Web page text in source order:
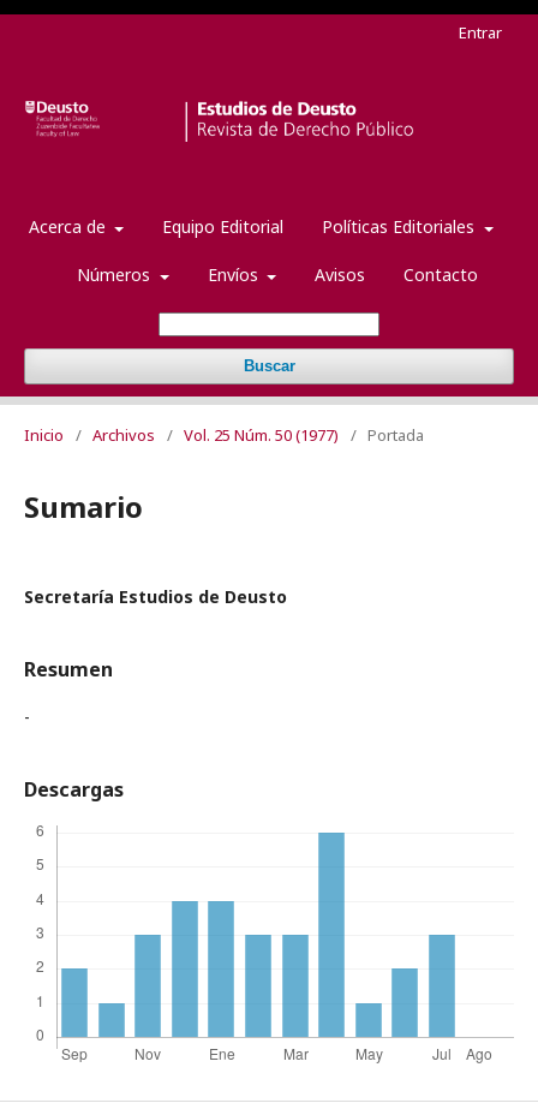
Acerca de Equipo Editorial Políticas Editoriales
Números Envíos Avisos Contacto
Buscar
Entrar
Inicio / Archivos / Vol. 25 Núm. 50 (1977) / Portada
Sumario
Secretaría Estudios de Deusto
Resumen
-
Descargas